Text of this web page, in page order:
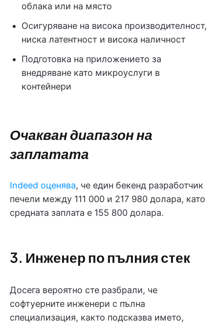
облака или на място
Осигуряване на висока производителност,
ниска латентност и висока наличност
Подготовка на приложението за
внедряване като микроуслуги в
контейнери
Очакван диапазон на
заплатата
Indeed оценява, че един бекенд разработчик
печели между 111 000 и 217 980 долара, като
средната заплата е 155 800 долара.
3. Инженер по пълния стек
Досега вероятно сте разбрали, че
софтуерните инженери с пълна
специализация, както подсказва името,